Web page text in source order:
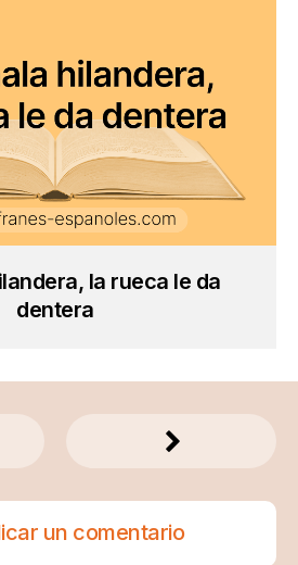
la rueca le da
dentera
un comentario